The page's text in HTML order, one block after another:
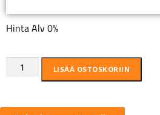
Hinta Alv 0%
LISÄÄ OSTOSKORIIN